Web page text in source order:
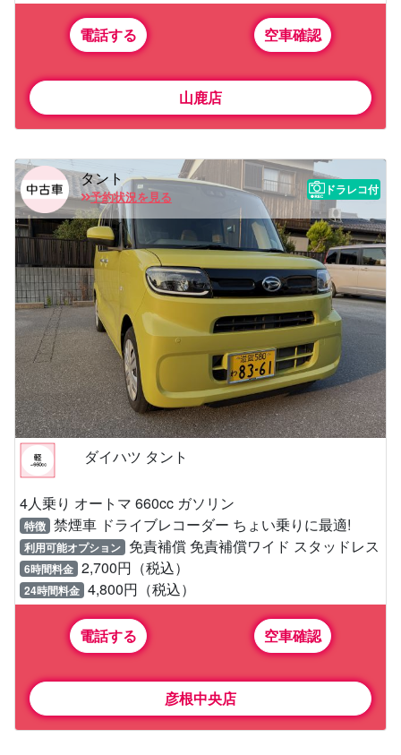
電話する 空車確認
山鹿店
タント
予約状況を見る
ドラレコ付
ダイハツ タント
4人乗り オートマ 660cc ガソリン
特徴 禁煙車 ドライブレコーダー ちょい乗りに最適!
利用可能オプション 免責補償 免責補償ワイド スタッドレス
6時間料金 2,700円（税込）
24時間料金 4,800円（税込）
電話する 空車確認
彦根中央店